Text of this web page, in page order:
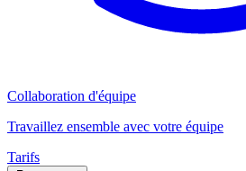
Collaboration d'équipe
Travaillez ensemble avec votre équipe
Tarifs